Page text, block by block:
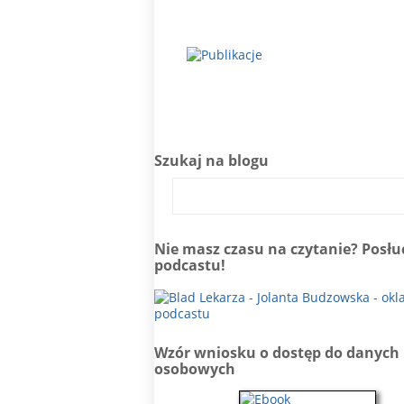
Szukaj na blogu
Nie masz czasu na czytanie?
podcastu!
Wzór wniosku o dostęp do danych
osobowych